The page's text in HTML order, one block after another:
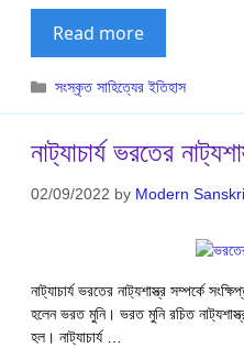
Read more
Categories
সংস্কৃত সাহিত্যের ইতিহাস
নাট‍্যাচার্য ভরতের
02/09/2022 by Modern
নাট‍্যাচার্য ভরতের নাট‍্যশাস্ত্র সম্পর্কে
হলেন ভরত মুনি। ভরত মুনি রচিত
হল। নাট‍্যাচার্য …